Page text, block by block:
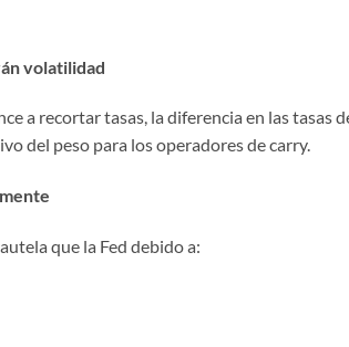
volatilidad
a recortar tasas, la diferencia en las tasas
del peso para los operadores de carry.
que la Fed debido a: